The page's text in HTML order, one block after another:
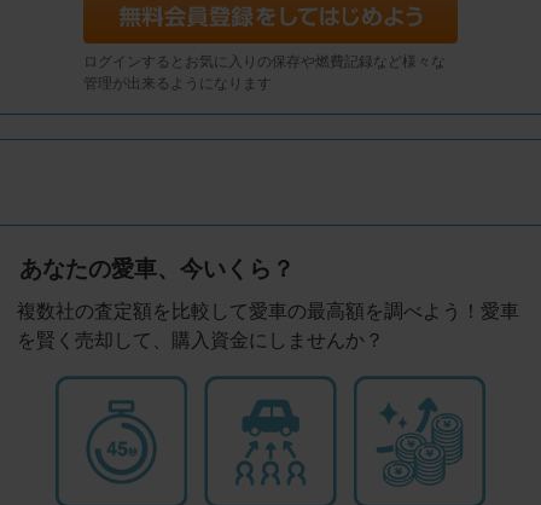
ログインするとお気に入りの保存や燃費記録など様々な
管理が出来るようになります
あなたの愛車、今いくら？
複数社の査定額を比較して愛車の最高額を調べよう！愛車
を賢く売却して、購入資金にしませんか？